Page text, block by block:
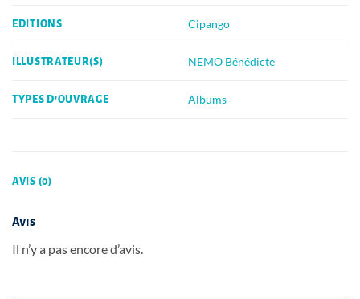
EDITIONS Cipango
ILLUSTRATEUR(S) NEMO Bénédicte
TYPES D'OUVRAGE Albums
AVIS (0)
Avis
Il n’y a pas encore d’avis.